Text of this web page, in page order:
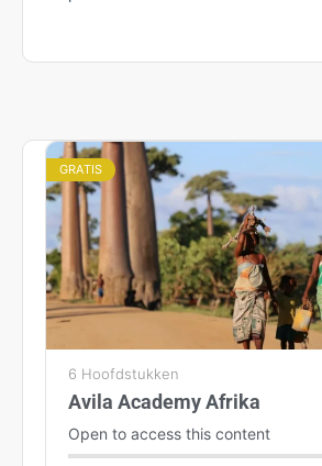
GRATIS
6 Hoofdstukken
Avila Academy Afrika
Open to access this content